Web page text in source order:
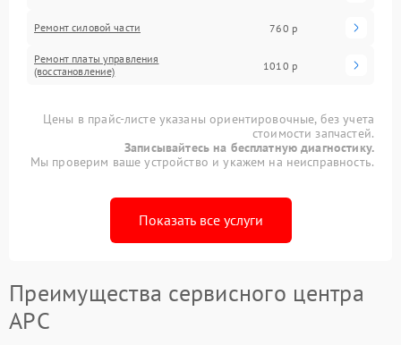
Ремонт силовой части 760 р
Ремонт платы управления
(восстановление)
1010 р
Цены в прайс-листе указаны ориентировочные, без учета
стоимости запчастей.
Записывайтесь на бесплатную диагностику.
Мы проверим ваше устройство и укажем на неисправность.
Показать все услуги
Преимущества сервисного центра
APC